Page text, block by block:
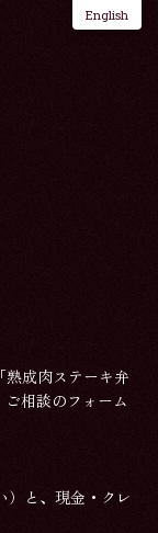
English
熟成肉ステーキ弁
相談のフォーム
と、現金・クレ